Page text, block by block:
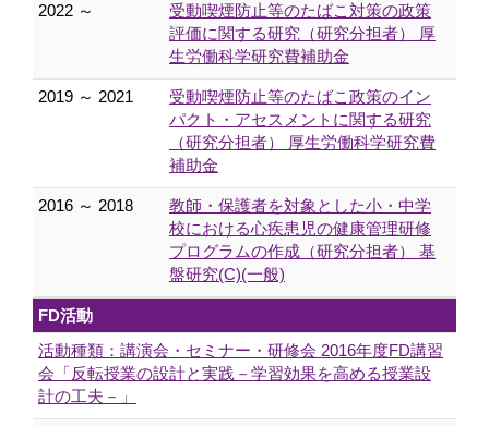
2022 ～
受動喫煙防止等のたばこ対策の政策
評価に関する研究（研究分担者） 厚
生労働科学研究費補助金
2019 ～ 2021
受動喫煙防止等のたばこ政策のイン
パクト・アセスメントに関する研究
（研究分担者） 厚生労働科学研究費
補助金
2016 ～ 2018
教師・保護者を対象とした小・中学
校における心疾患児の健康管理研修
プログラムの作成（研究分担者） 基
盤研究(C)(一般)
FD活動
活動種類：講演会・セミナー・研修会 2016年度FD講習
会「反転授業の設計と実践－学習効果を高める授業設
計の工夫－」